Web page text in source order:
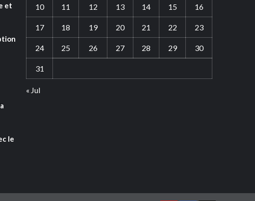
et
le
10 11 12 13 14 15 16
17 18 19 20 21 22 23
24 25 26 27 28 29 30
31
« Jul